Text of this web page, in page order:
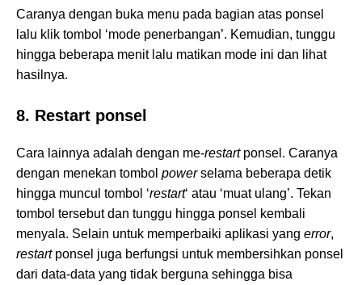
Caranya dengan buka menu pada bagian atas ponsel
lalu klik tombol ‘mode penerbangan’. Kemudian, tunggu
hingga beberapa menit lalu matikan mode ini dan lihat
hasilnya.
8. Restart ponsel
Cara lainnya adalah dengan me-restartponsel. Caranya
dengan menekan tombol powerselama beberapa detik
hingga muncul tombol ‘restart‘ atau ‘muat ulang’. Tekan
tombol tersebut dan tunggu hingga ponsel kembali
menyala. Selain untuk memperbaiki aplikasi yang error,
restartponsel juga berfungsi untuk membersihkan ponsel
dari data-data yang tidak berguna sehingga bisa